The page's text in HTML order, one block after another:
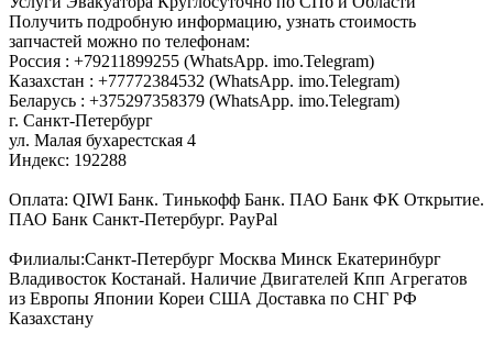
Получить подробную информацию, узнать стоимость
запчастей можно по телефонам:
Россия : +79211899255 (WhatsApp. imo.Telegram)
Казахстан : +77772384532 (WhatsApp. imo.Telegram)
Беларусь : +375297358379 (WhatsApp. imo.Telegram)
г. Санкт-Петербург
ул. Малая бухарестская 4
Индекс: 192288
Оплата: QIWI Банк. Тинькофф Банк. ПАО Банк ФК Открытие.
ПАО Банк Санкт-Петербург. PayPal
Филиалы:Санкт-Петербург Москва Минск Екатеринбург
Владивосток Костанай. Наличие Двигателей Кпп Агрегатов
из Европы Японии Кореи США Доставка по СНГ РФ
Казахстану